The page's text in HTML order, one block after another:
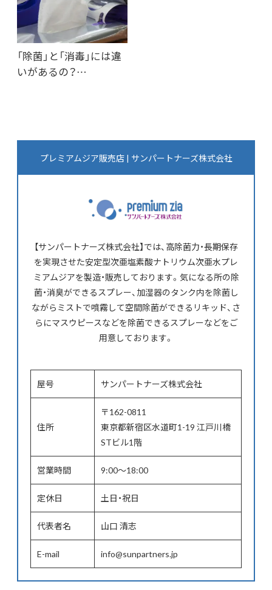
「除菌」と「消毒」には違
いがあるの？…
プレミアムジア販売店 | サンパートナーズ株式会社
【サンパートナーズ株式会社】では、高除菌力・長期保存
を実現させた安定型次亜塩素酸ナトリウム次亜水プレ
ミアムジアを製造・販売しております。気になる所の除
菌・消臭ができるスプレー、加湿器のタンク内を除菌し
ながらミストで噴霧して空間除菌ができるリキッド、さ
らにマスウピースなどを除菌できるスプレーなどをご
用意しております。
屋号 サンパートナーズ株式会社
住所
〒162-0811
東京都新宿区水道町1-19 江戸川橋
STビル1階
営業時間 9:00～18:00
定休日 土日・祝日
代表者名 山口 清志
E-mail info@sunpartners.jp